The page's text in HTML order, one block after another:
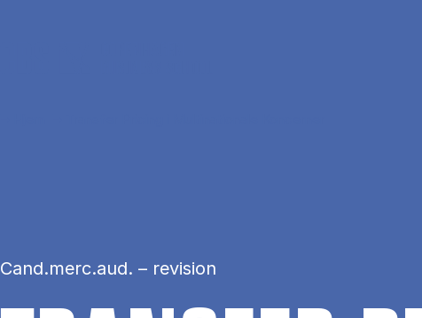
Cand.merc.aud. – revision